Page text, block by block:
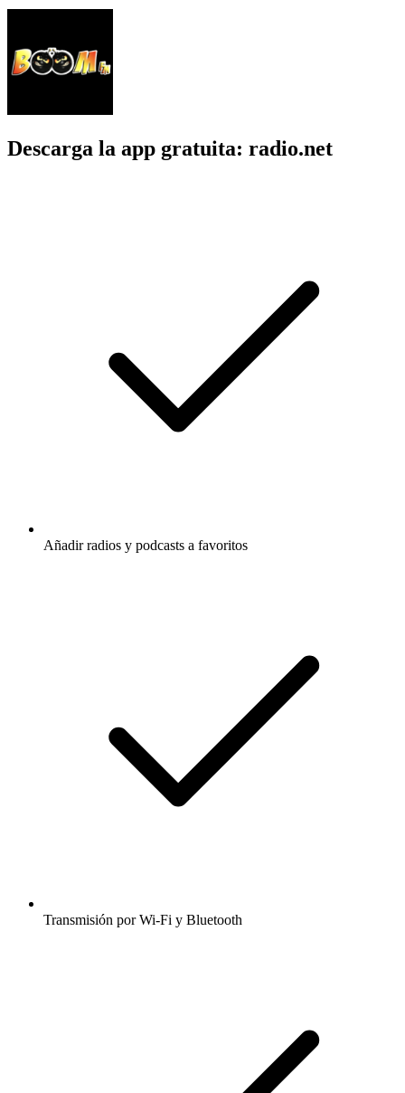
Descarga la app gratuita: radio.net
Añadir radios y podcasts a favoritos
Transmisión por Wi-Fi y Bluetooth